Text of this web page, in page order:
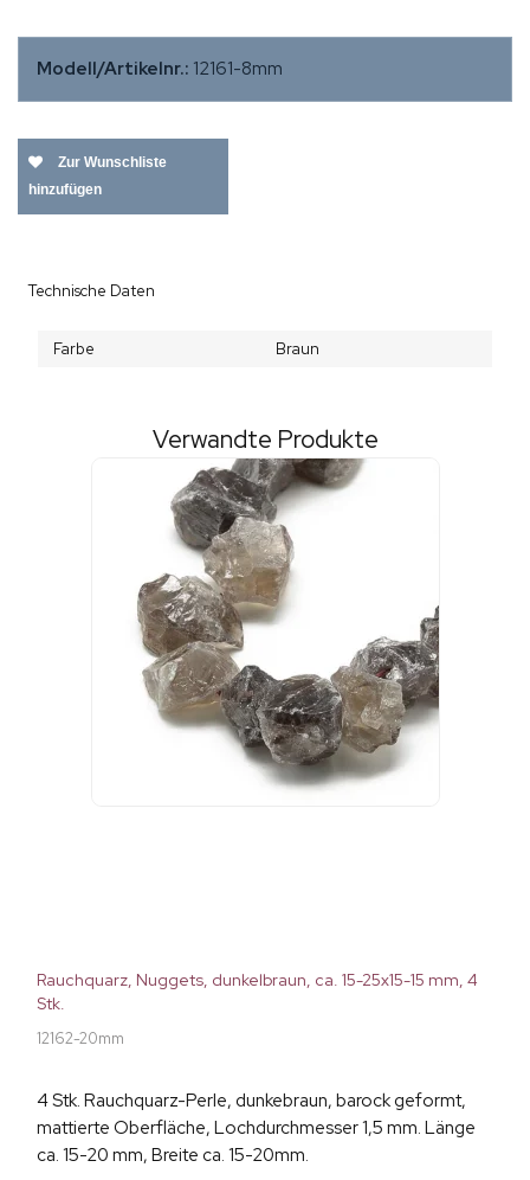
Modell/Artikelnr.: 12161-8mm
Zur Wunschliste
hinzufügen
Technische Daten
Farbe Braun
Verwandte Produkte
Rauchquarz, Nuggets, dunkelbraun, ca. 15-25x15-15 mm, 4
Stk.
12162-20mm
4 Stk. Rauchquarz-Perle, dunkebraun, barock geformt,
mattierte Oberfläche, Lochdurchmesser 1,5 mm. Länge
ca. 15-20 mm, Breite ca. 15-20mm.